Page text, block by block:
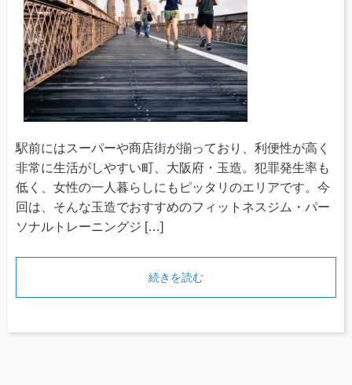
駅前にはスーパーや商店街が揃っており、利便性が高く
非常に生活がしやすい町、大阪府・玉造。犯罪発生率も
低く、女性の一人暮らしにもピッタリのエリアです。今
回は、そんな玉造でおすすめのフィットネスジム・パー
ソナルトレーニングジ […]
続きを読む